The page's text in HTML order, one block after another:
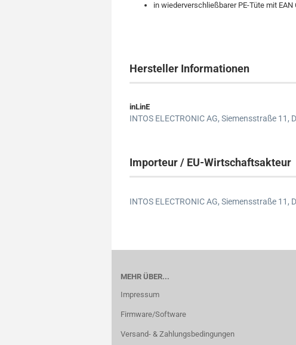
in wiederverschließbarer PE-Tüte mit EAN
Hersteller Informationen
inLinE
INTOS ELECTRONIC AG, Siemensstraße 11,
Importeur / EU-Wirtschaftsakteur
INTOS ELECTRONIC AG, Siemensstraße 11,
MEHR ÜBER...
Impressum
Firmware/Software
Versand- & Zahlungsbedingungen